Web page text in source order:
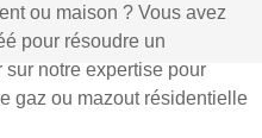
ou maison ? Vous avez
pour résoudre un
notre expertise pour
gaz ou mazout résidentielle